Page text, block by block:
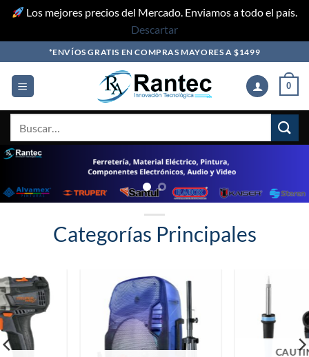
Los mejores precios del Mercado. Enviamos a todo el país.
Descartar
to
content
*ENVÍOS GRATIS EN COMPRAS MAYORES A $1499
0
Categorías Principales